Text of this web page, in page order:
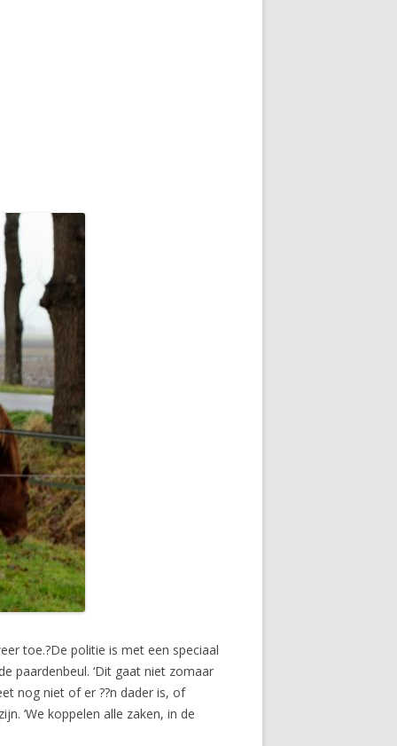
toe.?De politie is met een speciaal
paardenbeul. ‘Dit gaat niet zomaar
nog niet of er ??n dader is, of
‘We koppelen alle zaken, in de